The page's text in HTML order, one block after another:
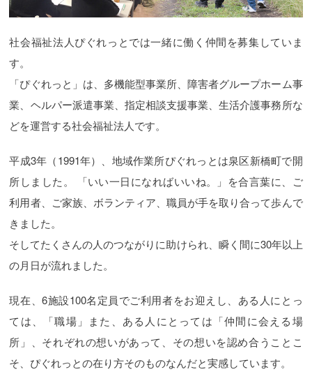
社会福祉法人ぴぐれっとでは一緒に働く仲間を募集していま
す。
「ぴぐれっと」は、多機能型事業所、障害者グループホーム事
業、ヘルパー派遣事業、指定相談支援事業、生活介護事務所な
どを運営する社会福祉法人です。
平成3年（1991年）、地域作業所ぴぐれっとは泉区新橋町で開
所しました。 「いい一日になればいいね。」を合言葉に、ご
利用者、ご家族、ボランティア、職員が手を取り合って歩んで
きました。
そしてたくさんの人のつながりに助けられ、瞬く間に30年以上
の月日が流れました。
現在、6施設100名定員でご利用者をお迎えし、ある人にとっ
ては、「職場」また、ある人にとっては「仲間に会える場
所」、それぞれの想いがあって、その想いを認め合うことこ
そ、ぴぐれっとの在り方そのものなんだと実感しています。